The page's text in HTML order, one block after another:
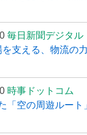
毎日新聞デジタル
支える、物流の
時事ドットコム
「空の周遊ルート